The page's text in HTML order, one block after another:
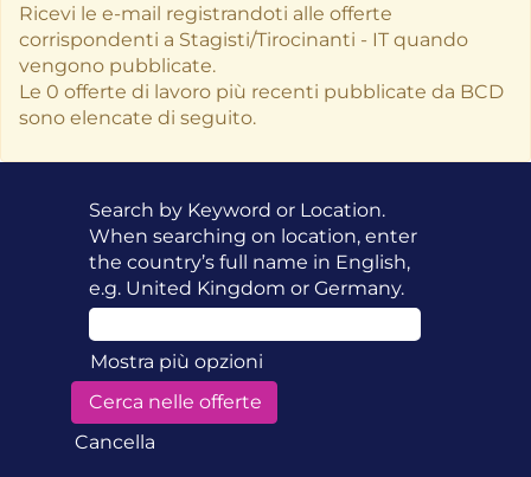
Ricevi le e-mail registrandoti alle offerte
corrispondenti a Stagisti/Tirocinanti - IT quando
vengono pubblicate.
Le 0 offerte di lavoro più recenti pubblicate da BCD
sono elencate di seguito.
Search by Keyword or Location.
When searching on location, enter
the country’s full name in English,
e.g. United Kingdom or Germany.
Mostra più opzioni
Cancella